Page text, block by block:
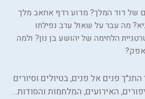
של דוד המלך? מדוע רדף אחאב מלך
מה עבר על שאול ערב נפילתו
הלחימה של יהושע בן נון? ולמה
אפק?
פנים אל פנים, בטיולים וסיורים
האירועים, המלחמות והסודות…